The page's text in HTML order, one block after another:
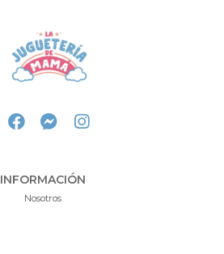
INFORMACIÓN
Nosotros